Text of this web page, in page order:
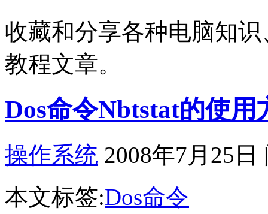
收藏和分享各种电脑知
教程文章。
Dos命令Nbtstat的使用
操作系统 2008年7月25日
本文标签:Dos命令